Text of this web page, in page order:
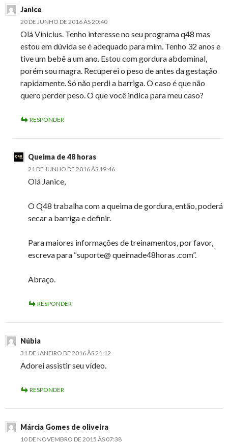
Janice
20 DE JUNHO DE 2016 ÀS 20:40
Olá Vinicius. Tenho interesse no seu programa q48 mas
estou em dúvida se é adequado para mim. Tenho 32 anos e
tive um bebê a um ano. Estou com gordura abdominal,
porém sou magra. Recuperei o peso de antes da gestação
rapidamente. Só não perdi a barriga. O caso é que não
quero perder peso. O que você indica para meu caso?
RESPONDER
Queima de 48 horas
21 DE JUNHO DE 2016 ÀS 19:46
Olá Janice,
O Q48 trabalha com a queima de gordura, então, poderá
secar a barriga e definir.
Para maiores informações de treinamentos, por favor,
escreva para “suporte@ queimade48horas .com”.
Abraço.
RESPONDER
Núbia
31 DE JANEIRO DE 2016 ÀS 21:12
Adorei assistir seu vídeo.
RESPONDER
Márcia Gomes de oliveira
10 DE NOVEMBRO DE 2015 ÀS 07:38